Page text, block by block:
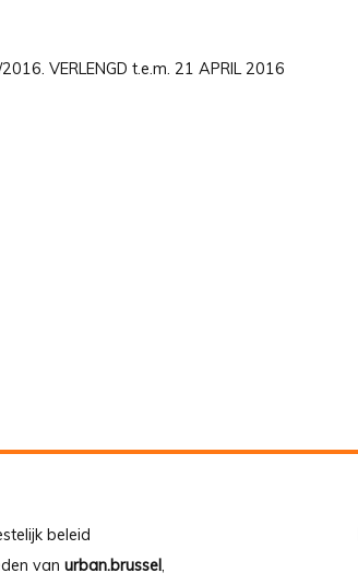
VERLENGD t.e.m. 21 APRIL 2016
beleid
van urban.brussel,